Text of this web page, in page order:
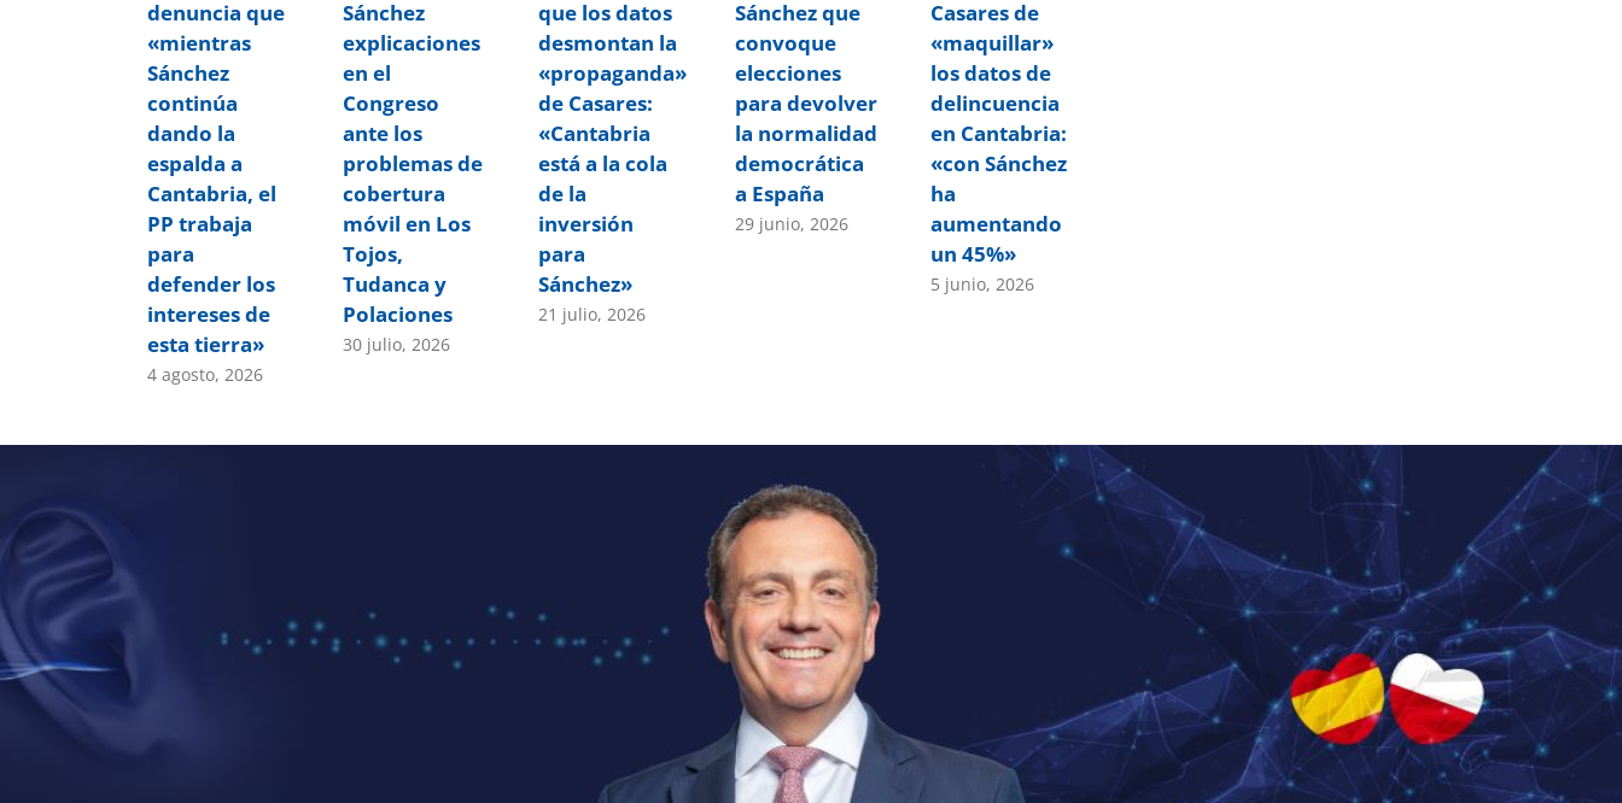
denuncia que
«mientras
Sánchez
continúa
dando la
espalda a
Cantabria, el
PP trabaja
para
defender los
intereses de
esta tierra»
4 agosto, 2026
Sánchez
explicaciones
en el
Congreso
ante los
problemas de
cobertura
móvil en Los
Tojos,
Tudanca y
Polaciones
30 julio, 2026
que los datos
desmontan la
«propaganda»
de Casares:
«Cantabria
está a la cola
de la
inversión
para
Sánchez»
21 julio, 2026
Sánchez que
convoque
elecciones
para devolver
la normalidad
democrática
a España
29 junio, 2026
Casares de
«maquillar»
los datos de
delincuencia
en Cantabria:
«con Sánchez
ha
aumentando
un 45%»
5 junio, 2026